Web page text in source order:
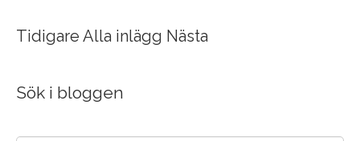
Tidigare Alla inlägg Nästa
Sök i bloggen